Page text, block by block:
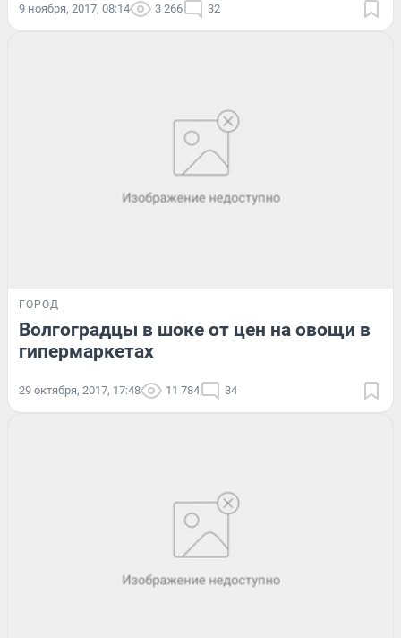
9 ноября, 2017, 08:14 3 266 32
ГОРОД
Волгоградцы в шоке от цен на овощи в
гипермаркетах
29 октября, 2017, 17:48 11 784 34